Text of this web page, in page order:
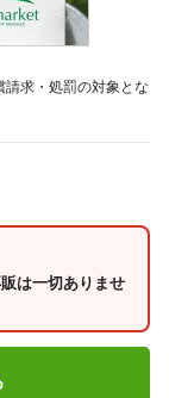
求・処罰の対象とな
は一切ありませ